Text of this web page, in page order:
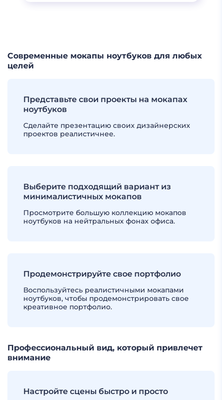
Современные мокапы ноутбуков для любых
целей
Представьте свои проекты на мокапах
ноутбуков
Сделайте презентацию своих дизайнерских
проектов реалистичнее.
Выберите подходящий вариант из
минималистичных мокапов
Просмотрите большую коллекцию мокапов
ноутбуков на нейтральных фонах офиса.
Продемонстрируйте свое портфолио
Воспользуйтесь реалистичными мокапами
ноутбуков, чтобы продемонстрировать свое
креативное портфолио.
Профессиональный вид, который привлечет
внимание
Настройте сцены быстро и просто